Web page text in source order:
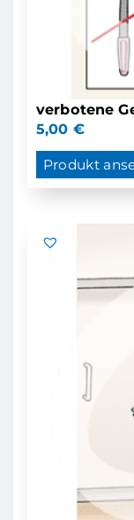
verbotene
5,00 €
Produkt